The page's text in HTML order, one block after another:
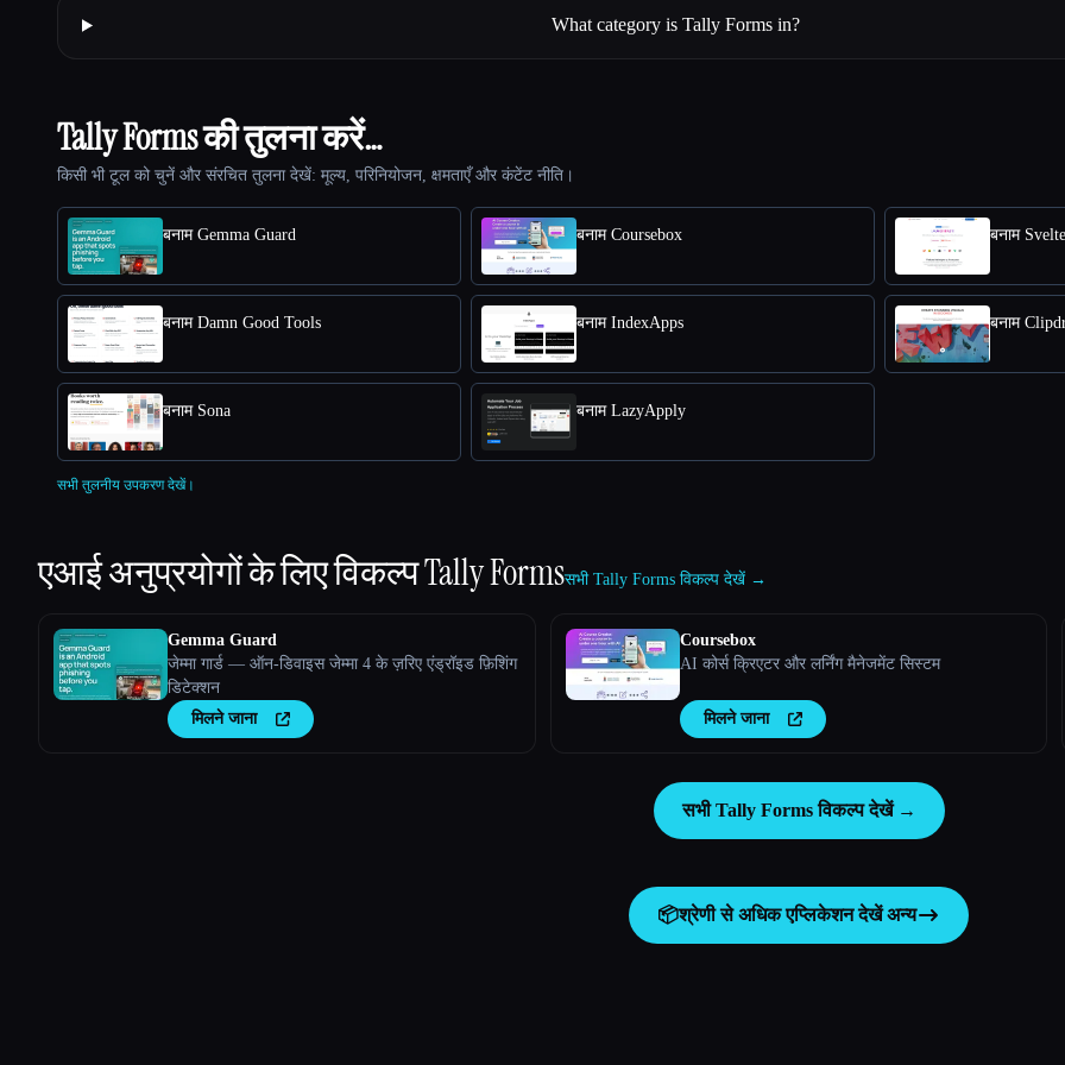
What category is Tally Forms in?
Tally Forms की तुलना करें…
किसी भी टूल को चुनें और संरचित तुलना देखें: मूल्य, परिनियोजन, क्षमताएँ और कंटेंट नीति।
बनाम Gemma Guard बनाम Coursebox बनाम
बनाम Damn Good Tools बनाम IndexApps बनाम
बनाम Sona बनाम LazyApply
सभी तुलनीय उपकरण देखें।
एआई अनुप्रयोगों के लिए विकल्पTally Formsसभी Tally Forms विकल्प देखें →
Gemma Guard
जेम्मा गार्ड — ऑन-डिवाइस जेम्मा 4 के ज़रिए एंड्रॉइड फ़िशिंग
डिटेक्शन
मिलने जाना
Coursebox
AI कोर्स क्रिएटर और लर्निंग मैनेजमेंट सिस्टम
मिलने जाना
सभी Tally Forms विकल्प देखें →
📦श्रेणी से अधिक एप्लिकेशन देखेंअन्य